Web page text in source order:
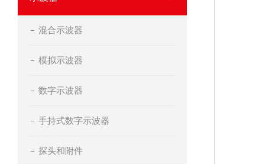
混合示波器
模拟示波器
数字示波器
手持式数字示波器
探头和附件